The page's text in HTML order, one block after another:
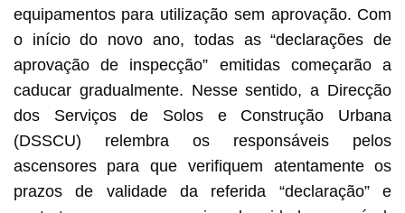
equipamentos para utilização sem aprovação. Com
o início do novo ano, todas as “declarações de
aprovação de inspecção” emitidas começarão a
caducar gradualmente. Nesse sentido, a Direcção
dos Serviços de Solos e Construção Urbana
(DSSCU) relembra os responsáveis pelos
ascensores para que verifiquem atentamente os
prazos de validade da referida “declaração” e